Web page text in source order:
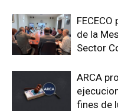
de la
Sector
ARCA
fines de